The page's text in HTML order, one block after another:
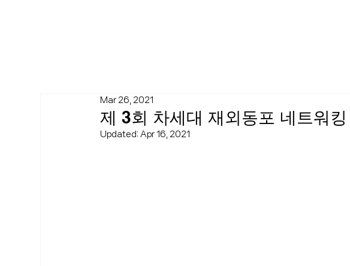
제 3회 차세대 재외동포 네트워
Mar 26, 2021
Updated: Apr 16, 2021